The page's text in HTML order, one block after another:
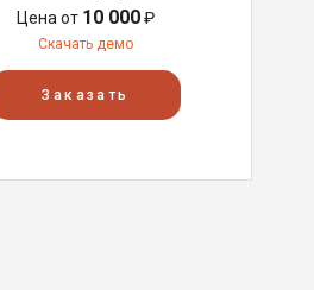
Цена от 10 000₽
Скачать демо
Заказать